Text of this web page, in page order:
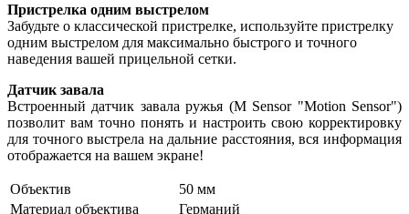
Пристрелка одним выстрелом
Забудьте о классической пристрелке, используйте пристрелку
одним выстрелом для максимально быстрого и точного
наведения вашей прицельной сетки.
Датчик завала
Встроенный датчик завала ружья (M Sensor "Motion Sensor")
позволит вам точно понять и настроить свою корректировку
для точного выстрела на дальние расстояния, вся информация
отображается на вашем экране!
Объектив
50 мм
Материал объектива
Германий